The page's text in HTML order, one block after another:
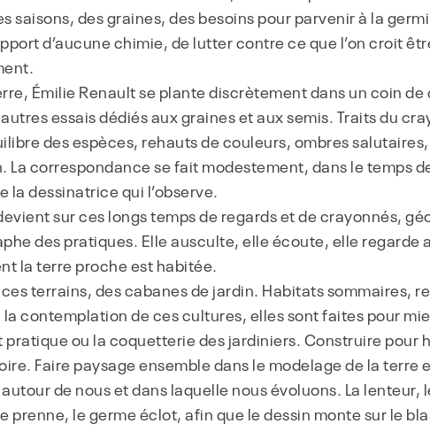
saisons, des graines, des besoins pour parvenir à la
d’aucune chimie, de lutter contre ce que l’on croit
Émilie Renault se plante discrètement dans un coin
essais dédiés aux graines et aux semis. Traits du
des espèces, rehauts de couleurs, ombres
La correspondance se fait modestement, dans le temps
la dessinatrice qui l’observe.
sur ces longs temps de regards et de crayonnés,
des pratiques. Elle ausculte, elle écoute, elle regarde
la terre proche est habitée.
terrains, des cabanes de jardin. Habitats sommaires,
la contemplation de ces cultures, elles sont faites pour
pratique ou la coquetterie des jardiniers. Construire
Faire paysage ensemble dans le modelage de la terre
de nous et dans laquelle nous évoluons. La
prenne, le germe éclot, afin que le dessin monte sur le